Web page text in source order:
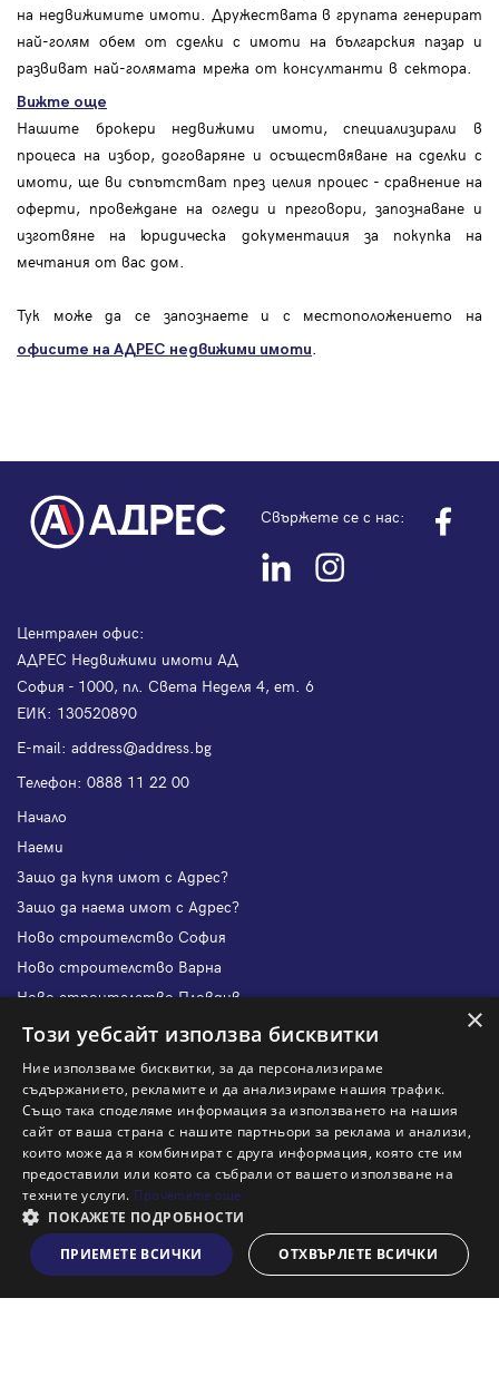
Виж на картата
на недвижимите имоти. Дружествата в групата генерират
най-голям обем от сделки с имоти на българския пазар и
развиват най-голямата мрежа от консултанти в сектора.
Вижте още
Нашите брокери недвижими имоти, специализирали в
процеса на избор, договаряне и осъществяване на сделки с
имоти, ще ви съпътстват през целия процес - сравнение на
оферти, провеждане на огледи и преговори, запознаване и
изготвяне на юридическа документация за покупка на
мечтания от вас дом.
Тук може да се запознаете и с местоположението на
офисите на АДРЕС недвижими имоти
Свържете се с нас:
Централен офис:
АДРЕС Недвижими имоти АД
София - 1000, пл. Света Неделя 4, ет. 6
ЕИК: 130520890
Е-mail: address@address.bg
Телефон: 0888 11 22 00
Начало
Наеми
Защо да купя имот с Адрес?
Защо да наема имот с Адрес?
Ново строителство София
Ново строителство Варна
Ново строителство Пловдив
Ново строителство Бургас
Защо да отдам имот с Адрес?
Наши офиси
Кариери
Кои сме ние?
Франчайз
Блог
Искаш ли да получаваш актуална информация за пазара
на недвижими имоти?
×
Този уебсайт използва бисквитки
Ние използваме бисквитки, за да персонализираме
съдържанието, рекламите и да анализираме нашия трафик.
Също така споделяме информация за използването на нашия
сайт от ваша страна с нашите партньори за реклама и анализи,
които може да я комбинират с друга информация, която сте им
предоставили или която са събрали от вашето използване на
техните услуги. Прочетете още
ПОКАЖЕТЕ ПОДРОБНОСТИ
ПРИЕМЕТЕ ВСИЧКИ
ОТХВЪРЛЕТЕ ВСИЧКИ